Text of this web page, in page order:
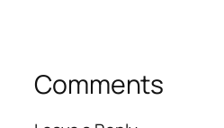
Comments